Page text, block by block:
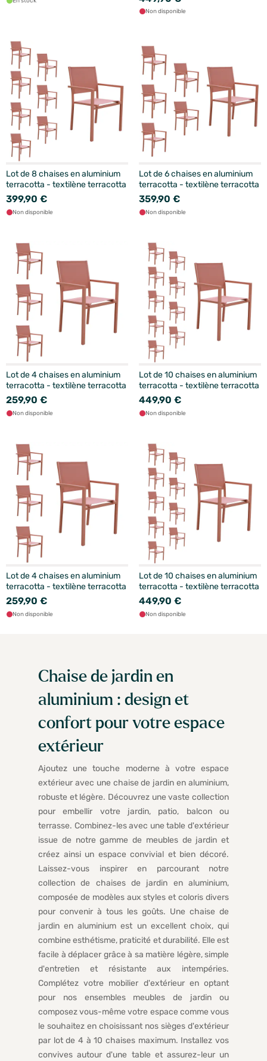
Non disponible
Lot de 8 chaises en aluminium
terracotta - textilène terracotta
399,90 €
Non disponible
Lot de 6 chaises en aluminium
terracotta - textilène terracotta
359,90 €
Non disponible
Lot de 4 chaises en aluminium
terracotta - textilène terracotta
259,90 €
Non disponible
Lot de 10 chaises en aluminium
terracotta - textilène terracotta
449,90 €
Non disponible
Lot de 4 chaises en aluminium
terracotta - textilène terracotta
259,90 €
Non disponible
Lot de 10 chaises en aluminium
terracotta - textilène terracotta
449,90 €
Non disponible
Chaise de jardin en
aluminium : design et
confort pour votre espace
extérieur
Ajoutez une touche moderne à votre espace
extérieur avec une chaise de jardin en aluminium,
robuste et légère. Découvrez une vaste collection
pour embellir votre jardin, patio, balcon ou
terrasse. Combinez-les avec une table d'extérieur
issue de notre gamme de meubles de jardin et
créez ainsi un espace convivial et bien décoré.
Laissez-vous inspirer en parcourant notre
collection de chaises de jardin en aluminium,
composée de modèles aux styles et coloris divers
pour convenir à tous les goûts. Une chaise de
jardin en aluminium est un excellent choix, qui
combine esthétisme, praticité et durabilité. Elle est
facile à déplacer grâce à sa matière légère, simple
d'entretien et résistante aux intempéries.
Complétez votre mobilier d'extérieur en optant
pour nos ensembles meubles de jardin ou
composez vous-même votre espace comme vous
le souhaitez en choisissant nos sièges d'extérieur
par lot de 4 à 10 chaises maximum. Installez vos
convives autour d'une table et assurez-leur un